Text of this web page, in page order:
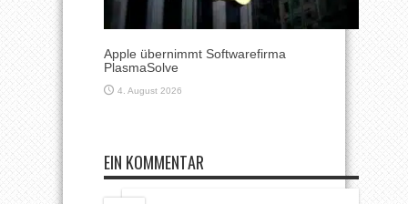
Apple übernimmt Softwarefirma
PlasmaSolve
4. August 2026
EIN KOMMENTAR